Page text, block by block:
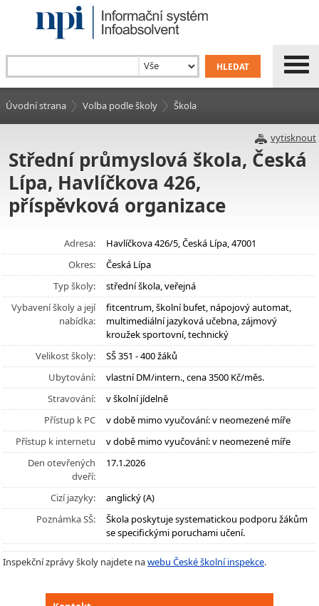
Úvodní strana Volba podle školy Škola
vytisknout
Střední průmyslová škola, Česká
Lípa, Havlíčkova 426,
příspěvková organizace
Adresa:
Havlíčkova 426/5, Česká Lípa, 47001
Okres:
Česká Lípa
Typ školy:
střední škola, veřejná
Vybavení školy a její
nabídka:
fitcentrum, školní bufet, nápojový automat,
multimediální jazyková učebna, zájmový
kroužek sportovní, technický
Velikost školy:
SŠ 351 - 400 žáků
Ubytování:
vlastní DM/intern., cena 3500 Kč/měs.
Stravování:
v školní jídelně
Přístup k PC
v době mimo vyučování: v neomezené míře
Přístup k internetu
v době mimo vyučování: v neomezené míře
Den otevřených
dveří:
17.1.2026
Cizí jazyky:
anglický (A)
Poznámka SŠ:
Škola poskytuje systematickou podporu žákům
se specifickými poruchami učení.
Inspekční zprávy školy najdete nawebu České školní inspekce.